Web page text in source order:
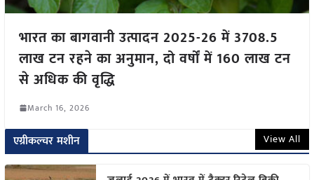
भारत का बागवानी उत्पादन 2025-26 में 3708.5
लाख टन रहने का अनुमान, दो वर्षों में 160 लाख टन
से अधिक की वृद्धि
March 16, 2026
एग्रीकल्चर मशीन View All